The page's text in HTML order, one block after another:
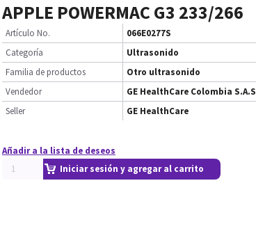
APPLE POWERMAC G3 233/266
Artículo No.
066E0277S
Categoría
Ultrasonido
Familia de productos
Otro ultrasonido
Vendedor
GE HealthCare Colombia S.A.S
Seller
GE HealthCare
Añadir a la lista de deseos
Iniciar sesión y agregar al carrito